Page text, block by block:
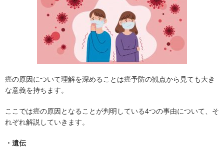
癌の原因について理解を深めることは癌予防の観点から見ても大き
な意義を持ちます。
ここでは癌の原因となることが判明している4つの事由について、そ
れぞれ解説していきます。
・遺伝